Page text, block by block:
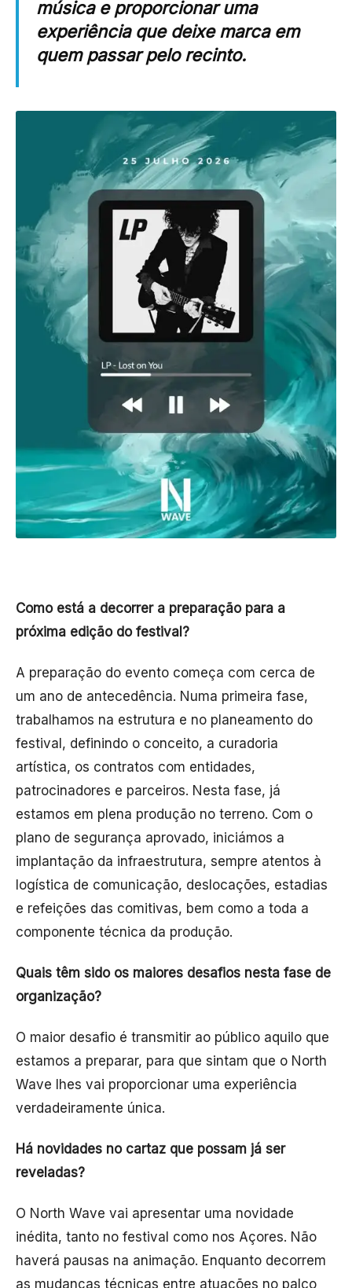
música e proporcionar uma
experiência que deixe marca em
quem passar pelo recinto.
Como está a decorrer a preparação para a
próxima edição do festival?
A preparação do evento começa com cerca de
um ano de antecedência. Numa primeira fase,
trabalhamos na estrutura e no planeamento do
festival, definindo o conceito, a curadoria
artística, os contratos com entidades,
patrocinadores e parceiros. Nesta fase, já
estamos em plena produção no terreno. Com o
plano de segurança aprovado, iniciámos a
implantação da infraestrutura, sempre atentos à
logística de comunicação, deslocações, estadias
e refeições das comitivas, bem como a toda a
componente técnica da produção.
Quais têm sido os maiores desafios nesta fase de
organização?
O maior desafio é transmitir ao público aquilo que
estamos a preparar, para que sintam que o North
Wave lhes vai proporcionar uma experiência
verdadeiramente única.
Há novidades no cartaz que possam já ser
reveladas?
O North Wave vai apresentar uma novidade
inédita, tanto no festival como nos Açores. Não
haverá pausas na animação. Enquanto decorrem
as mudanças técnicas entre atuações no palco